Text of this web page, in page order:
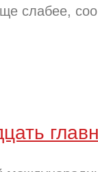
слабее,